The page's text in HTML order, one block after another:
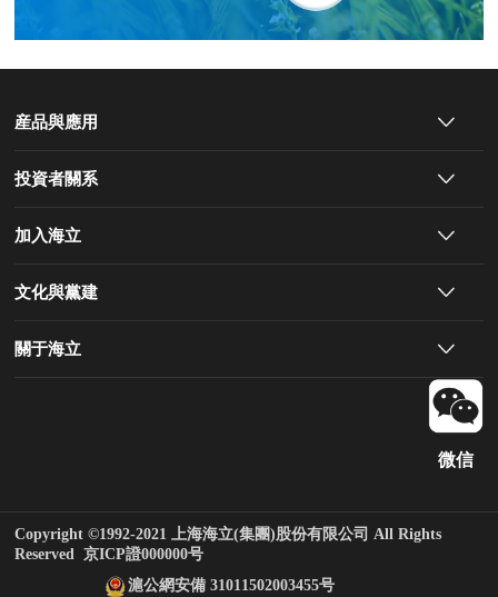
産品與應用
投資者關系
加入海立
文化與黨建
關于海立
微信
Copyright ©1992-2021 上海海立(集團)股份有限公司 All Rights
Reserved京ICP證000000号
滬公網安備 31011502003455号